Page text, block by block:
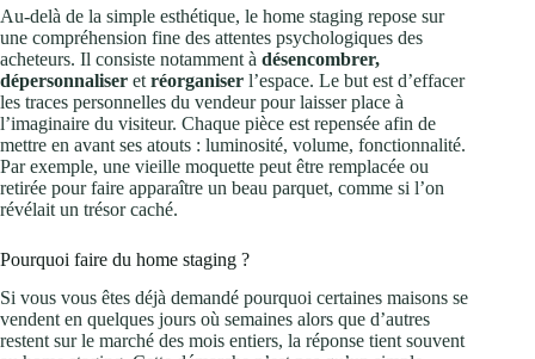
Au-delà de la simple esthétique, le home staging repose sur
une compréhension fine des attentes psychologiques des
acheteurs. Il consiste notamment à désencombrer,
dépersonnaliser et réorganiser l’espace. Le but est d’effacer
les traces personnelles du vendeur pour laisser place à
l’imaginaire du visiteur. Chaque pièce est repensée afin de
mettre en avant ses atouts : luminosité, volume, fonctionnalité.
Par exemple, une vieille moquette peut être remplacée ou
retirée pour faire apparaître un beau parquet, comme si l’on
révélait un trésor caché.
Pourquoi faire du home staging ?
Si vous vous êtes déjà demandé pourquoi certaines maisons se
vendent en quelques jours où semaines alors que d’autres
restent sur le marché des mois entiers, la réponse tient souvent